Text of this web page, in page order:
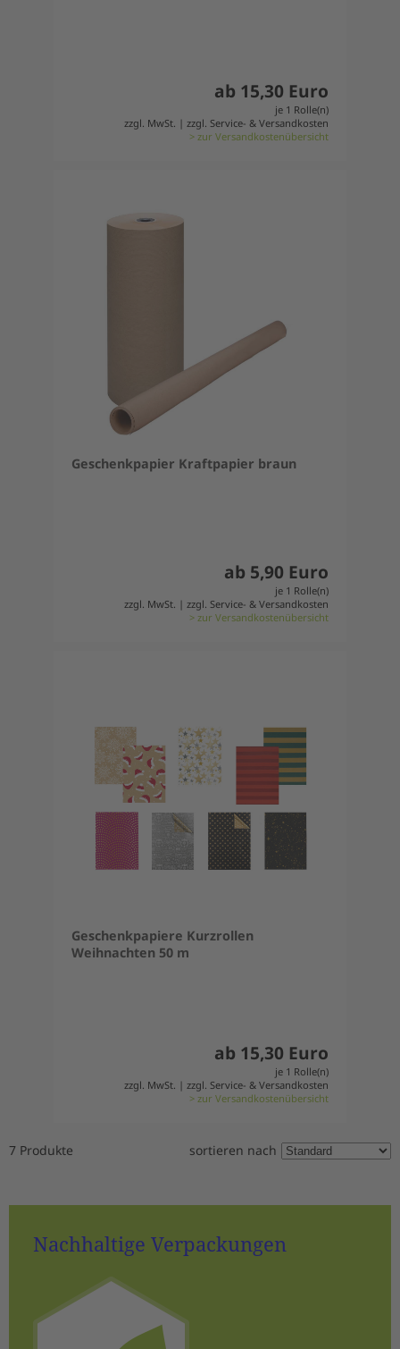
ab 15,30 Euro
je 1 Rolle(n)
zzgl. MwSt. | zzgl. Service- & Versandkosten
> zur Versandkostenübersicht
Geschenkpapier Kraftpapier braun
ab 5,90 Euro
je 1 Rolle(n)
zzgl. MwSt. | zzgl. Service- & Versandkosten
> zur Versandkostenübersicht
Geschenkpapiere Kurzrollen
Weihnachten 50 m
ab 15,30 Euro
je 1 Rolle(n)
zzgl. MwSt. | zzgl. Service- & Versandkosten
> zur Versandkostenübersicht
7 Produkte sortieren nach
Nachhaltige Verpackungen